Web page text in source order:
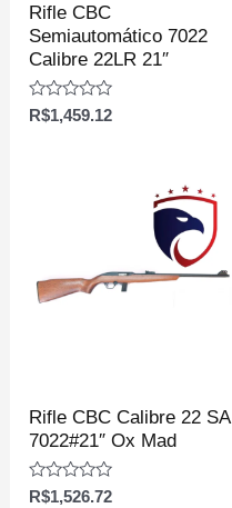
Rifle CBC
Semiautomático 7022
Calibre 22LR 21″
Avaliação
R$1,459.12
Rifle CBC Calibre 22 SA
7022#21″ Ox Mad
Avaliação
R$1,526.72